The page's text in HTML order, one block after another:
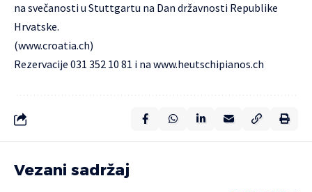
na svečanosti u Stuttgartu na Dan državnosti Republike
Hrvatske.
(www.croatia.ch)
Rezervacije 031 352 10 81 i na www.heutschipianos.ch
Vezani sadržaj